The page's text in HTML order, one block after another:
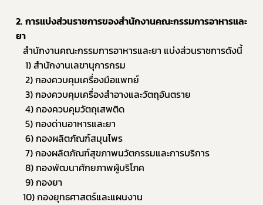
2. การแบ่งส่วนราชการของสำนักงานคณะกรรมการอาหารและ
ยา
   สำนักงานคณะกรรมการอาหารและยา แบ่งส่วนราชการดังนี้
1) สำนักงานเลขานุการกรม
2) กองควบคุมเครื่องมือแพทย์
3) กองควบคุมเครื่องสำอางและวัตถุอันตราย
4) กองควบคุมวัตถุเสพติด
5) กองด่านอาหารและยา
6) กองผลิตภัณฑ์สมุนไพร
7) กองผลิตภัณฑ์สุขภาพนวัตกรรมและการบริการ
8) กองพัฒนาศักยภาพผู้บริโภค
9) กองยา
   10) กองยุทธศาสตร์และแผนงาน
Subscribe
เลือกหัวข้อที่ท่านต้องการ Subscribe
ผู้ประกอบการายย่อย
อาหาร
โควิด